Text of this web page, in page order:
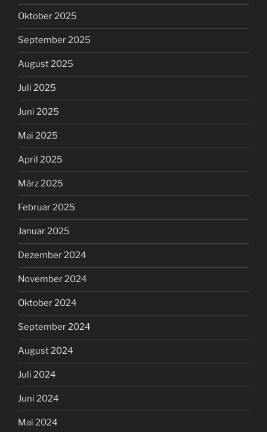
Oktober 2025
September 2025
August 2025
Juli 2025
Juni 2025
Mai 2025
April 2025
März 2025
Februar 2025
Januar 2025
Dezember 2024
November 2024
Oktober 2024
September 2024
August 2024
Juli 2024
Juni 2024
Mai 2024